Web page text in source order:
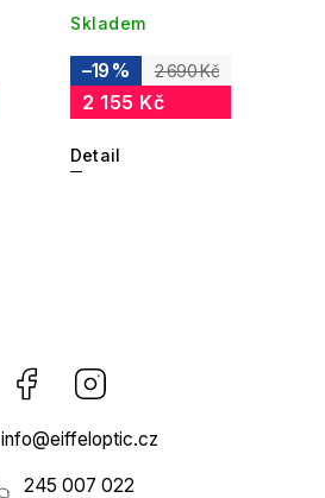
Skladem
2 690 Kč
–19 %
2 155 Kč
Detail
Facebook
info@eiffeloptic.cz
245 007 022